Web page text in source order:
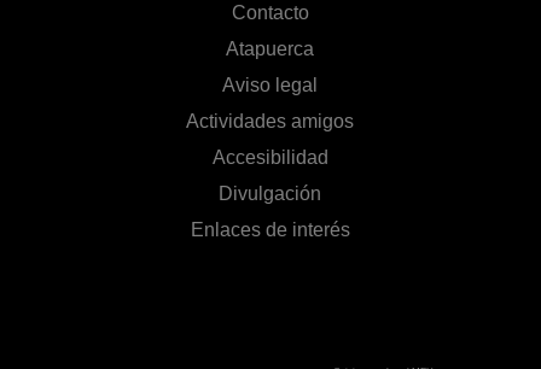
Contacto
Atapuerca
Aviso legal
Actividades amigos
Accesibilidad
Divulgación
Enlaces de interés